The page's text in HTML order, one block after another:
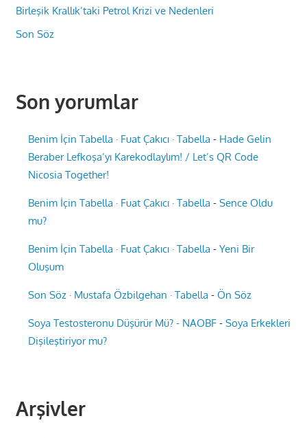
Birleşik Krallık’taki Petrol Krizi ve Nedenleri
Son Söz
Son yorumlar
Benim İçin Tabella · Fuat Çakıcı · Tabella - Hade Gelin
Beraber Lefkoşa’yı Karekodlaylım! / Let’s QR Code
Nicosia Together!
Benim İçin Tabella · Fuat Çakıcı · Tabella -Sence Oldu
mu?
Benim İçin Tabella · Fuat Çakıcı · Tabella -Yeni Bir
Oluşum
Son Söz · Mustafa Özbilgehan · Tabella -Ön Söz
Soya Testosteronu Düşürür Mü? - NAOBF -Soya Erkekleri
Dişileştiriyor mu?
Arşivler